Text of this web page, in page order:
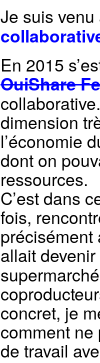
Je suis venu
En 2015
OuiShare
dimension
l’économie
dont on
ressources.
C’est dans
fois,
précisément
allait devenir
concret, je
comment
de travail